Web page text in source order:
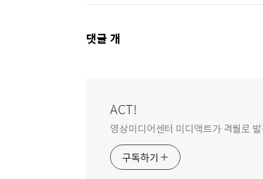
댓
댓글 개
ACT!
영상미디어센터 미디액트가 격월로
구독하기